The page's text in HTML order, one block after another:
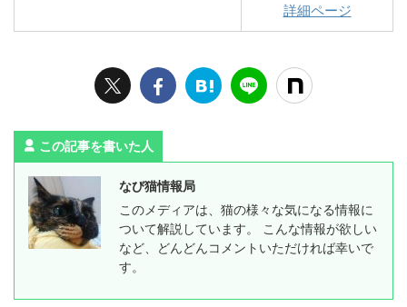
詳細ページ
この記事を書いた人
なび猫情報局
このメディアは、猫の様々な気になる情報に
ついて解説しています。 こんな情報が欲しい
など、どんどんコメントいただければ幸いで
す。